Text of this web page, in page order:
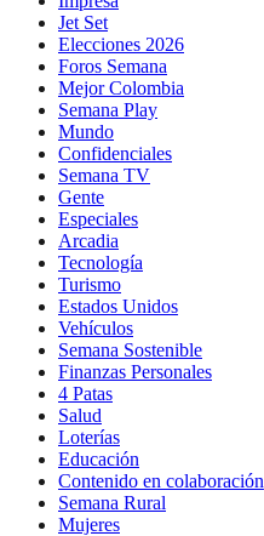
Jet Set
Elecciones 2026
Foros Semana
Mejor Colombia
Semana Play
Mundo
Confidenciales
Semana TV
Gente
Especiales
Arcadia
Tecnología
Turismo
Estados Unidos
Vehículos
Semana Sostenible
Finanzas Personales
4 Patas
Salud
Loterías
Educación
Contenido en colaboración
Semana Rural
Mujeres